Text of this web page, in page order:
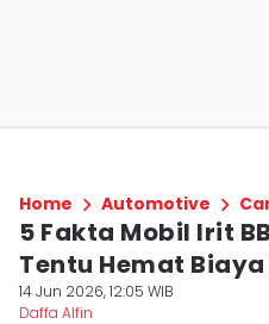
Home Automotive
5 Fakta Mobil Irit
Tentu Hemat
14 Jun 2026, 12:05 WIB
Daffa Alfin